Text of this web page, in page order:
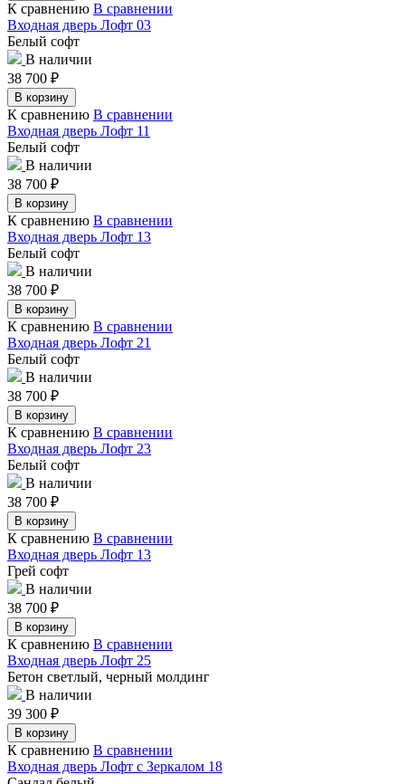
К сравнению В сравнении
Входная дверь Лофт 03
Белый софт
В наличии
38 700 ₽
В корзину
К сравнению В сравнении
Входная дверь Лофт 11
Белый софт
В наличии
38 700 ₽
В корзину
К сравнению В сравнении
Входная дверь Лофт 13
Белый софт
В наличии
38 700 ₽
В корзину
К сравнению В сравнении
Входная дверь Лофт 21
Белый софт
В наличии
38 700 ₽
В корзину
К сравнению В сравнении
Входная дверь Лофт 23
Белый софт
В наличии
38 700 ₽
В корзину
К сравнению В сравнении
Входная дверь Лофт 13
Грей софт
В наличии
38 700 ₽
В корзину
К сравнению В сравнении
Входная дверь Лофт 25
Бетон светлый, черный молдинг
В наличии
39 300 ₽
В корзину
К сравнению В сравнении
Входная дверь Лофт с Зеркалом 18